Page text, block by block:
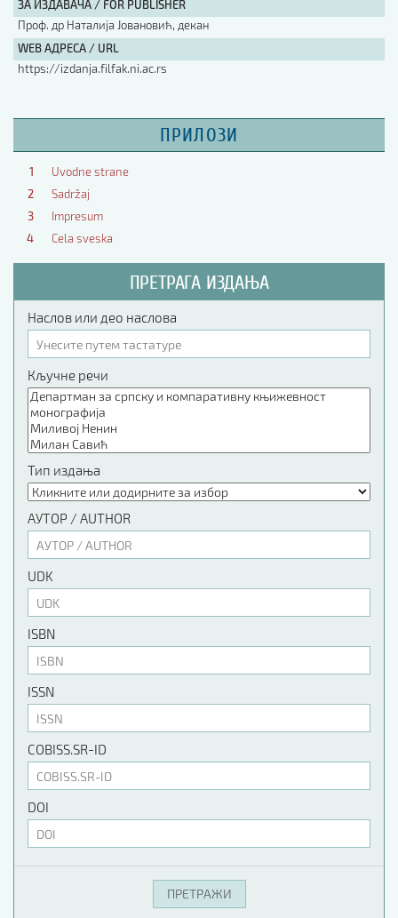
ЗА ИЗДАВАЧА / FOR PUBLISHER
Проф. др Наталија Јовановић, декан
WEB АДРЕСА / URL
https://izdanja.filfak.ni.ac.rs
ПРИЛОЗИ
1
Uvodne strane
2
Sadržaj
3
Impresum
4
Cela sveska
ПРЕТРАГА ИЗДАЊА
Наслов или део наслова
Кључне речи
Тип издања
АУТОР / AUTHOR
UDK
ISBN
ISSN
COBISS.SR-ID
DOI